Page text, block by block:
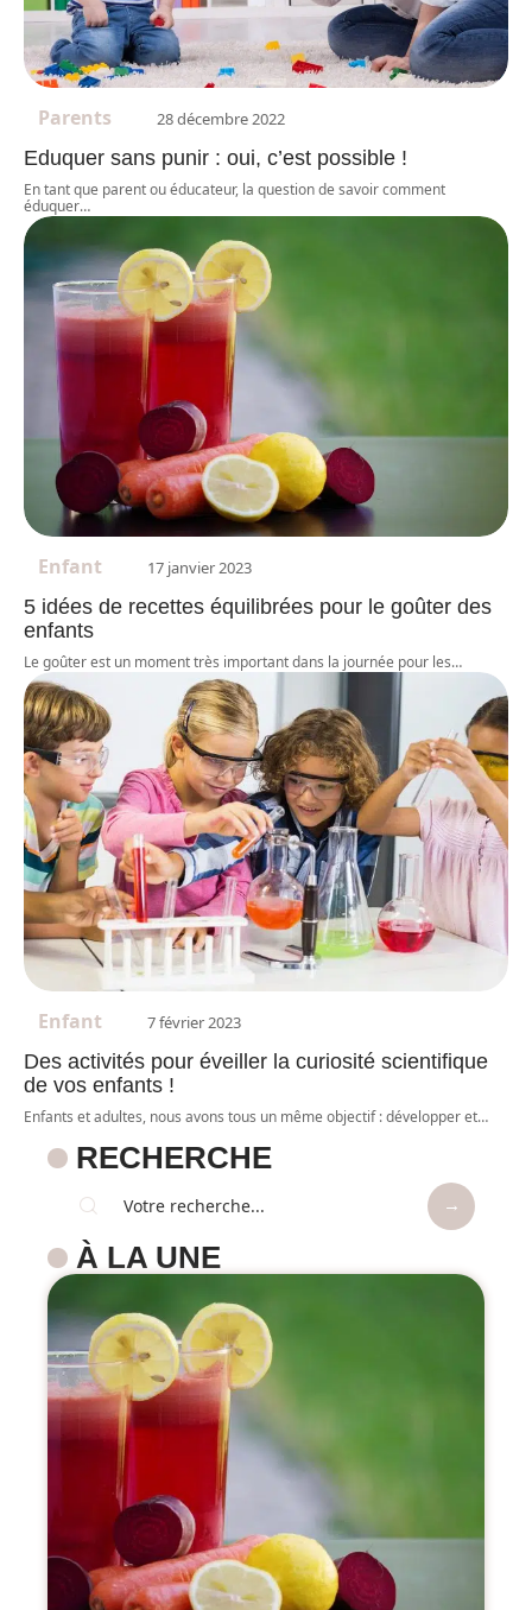
Parents 28 décembre 2022
Eduquer sans punir : oui, c’est possible !
En tant que parent ou éducateur, la question de savoir comment
éduquer…
Enfant 17 janvier 2023
5 idées de recettes équilibrées pour le goûter des
enfants
Le goûter est un moment très important dans la journée pour les…
Enfant 7 février 2023
Des activités pour éveiller la curiosité scientifique
de vos enfants !
Enfants et adultes, nous avons tous un même objectif : développer et…
RECHERCHE
À LA UNE